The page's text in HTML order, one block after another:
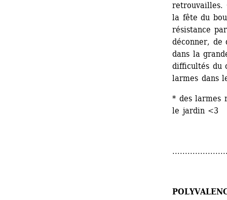
retrouvailles.
la fête du
résistance
déconner, de
dans la
difficultés du
larmes dans
* des larmes
le jardin <3